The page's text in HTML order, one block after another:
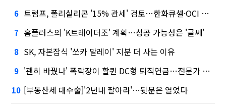
6 트럼프, 폴리실리콘 '15% 관세' 검토…한화큐셀·OCI 영향은?
7 홈플러스의 'K트레이더조' 계획…성공 가능성은 '글쎄'
8 SK, 자본잠식 '쏘카 말레이' 지분 더 사는 이유
9 '괜히 바꿨나' 폭락장이 할퀸 DC형 퇴직연금…전문가 조언은
10 [부동산세 대수술]'2년내 팔아라'…뒷문은 열었다